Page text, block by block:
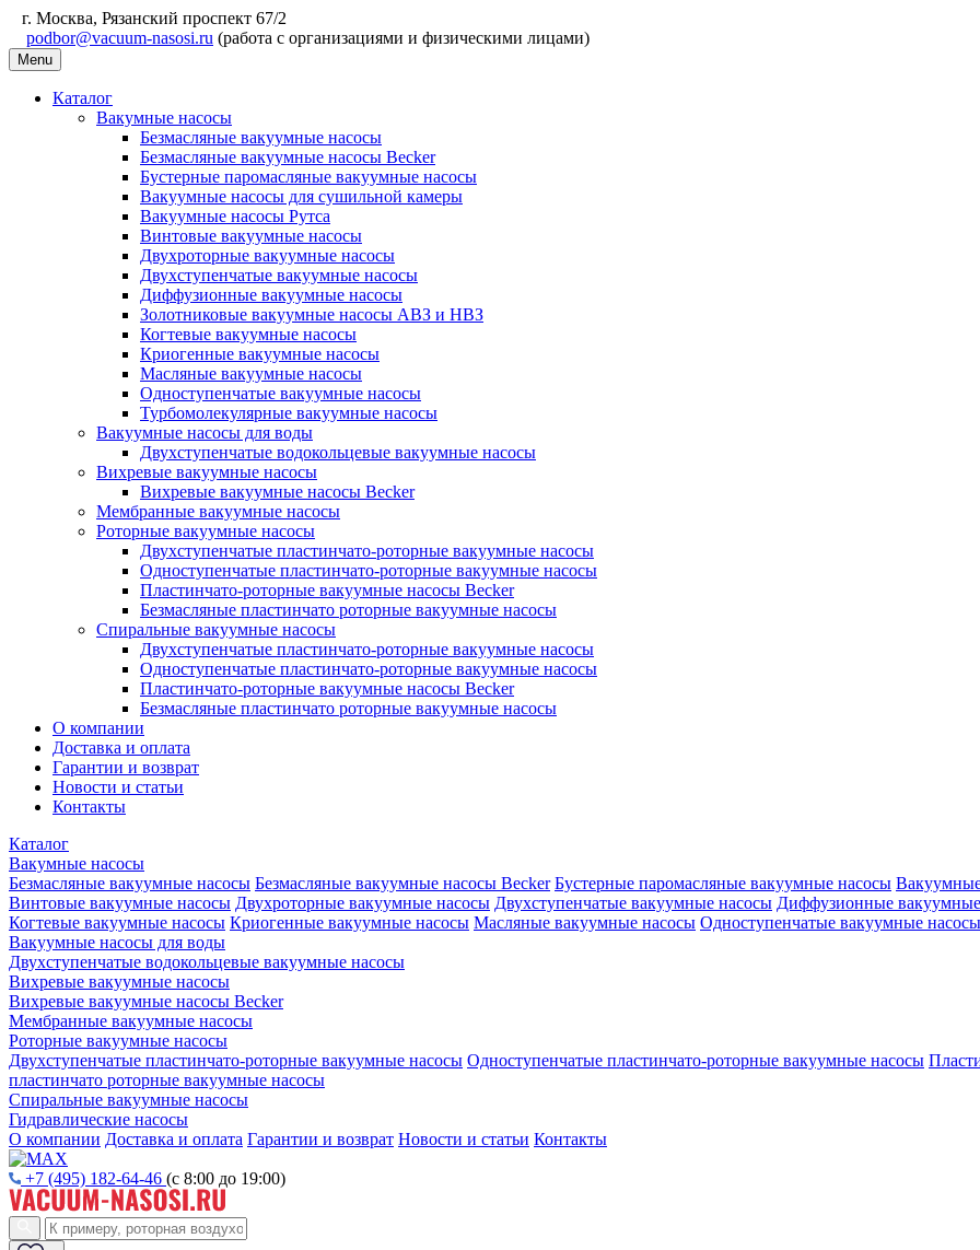
г. Москва, Рязанский проспект 67/2
podbor@vacuum-nasosi.ru (работа с организациями и физическими лицами)
Menu
Каталог
Вакумные насосы
Безмасляные вакуумные насосы
Безмасляные вакуумные насосы Becker
Бустерные паромасляные вакуумные насосы
Вакуумные насосы для сушильной камеры
Вакуумные насосы Рутса
Винтовые вакуумные насосы
Двухроторные вакуумные насосы
Двухступенчатые вакуумные насосы
Диффузионные вакуумные насосы
Золотниковые вакуумные насосы АВЗ и НВЗ
Когтевые вакуумные насосы
Криогенные вакуумные насосы
Масляные вакуумные насосы
Одноступенчатые вакуумные насосы
Турбомолекулярные вакуумные насосы
Вакуумные насосы для воды
Двухступенчатые водокольцевые вакуумные насосы
Вихревые вакуумные насосы
Вихревые вакуумные насосы Becker
Мембранные вакуумные насосы
Роторные вакуумные насосы
Двухступенчатые пластинчато-роторные вакуумные насосы
Одноступенчатые пластинчато-роторные вакуумные насосы
Пластинчато-роторные вакуумные насосы Becker
Безмасляные пластинчато роторные вакуумные насосы
Спиральные вакуумные насосы
Двухступенчатые пластинчато-роторные вакуумные насосы
Одноступенчатые пластинчато-роторные вакуумные насосы
Пластинчато-роторные вакуумные насосы Becker
Безмасляные пластинчато роторные вакуумные насосы
О компании
Доставка и оплата
Гарантии и возврат
Новости и статьи
Контакты
Каталог
Вакумные насосы
Безмасляные вакуумные насосы Безмасляные вакуумные насосы Becker Бустерные паромасляные вакуумные насосы
Винтовые вакуумные насосы Двухроторные вакуумные насосы Двухступенчатые вакуумные насосы Диффузионные
Когтевые вакуумные насосы Криогенные вакуумные насосы Масляные вакуумные насосы Одноступенчатые вакуумные насосы
Вакуумные насосы для воды
Двухступенчатые водокольцевые вакуумные насосы
Вихревые вакуумные насосы
Вихревые вакуумные насосы Becker
Мембранные вакуумные насосы
Роторные вакуумные насосы
Двухступенчатые пластинчато-роторные вакуумные насосы Одноступенчатые пластинчато-роторные вакуумные насосы
пластинчато роторные вакуумные насосы
Спиральные вакуумные насосы
Гидравлические насосы
О компании Доставка и оплата Гарантии и возврат Новости и статьи Контакты
+7 (495) 182-64-46 (с 8:00 до 19:00)